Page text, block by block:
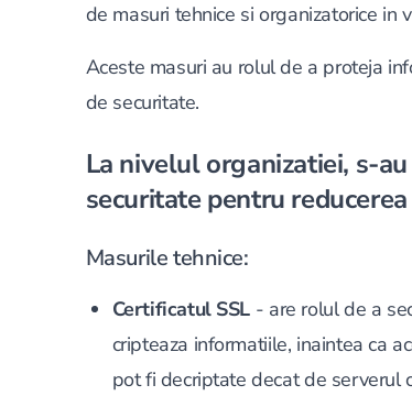
de masuri tehnice si organizatorice in
Aceste masuri au rolul de a proteja
de securitate.
La nivelul organizatiei, s-
securitate pentru
Masurile tehnice:
Certificatul SSL - are rolul de a
cripteaza informatiile, inaintea ca
pot fi decriptate decat de serverul